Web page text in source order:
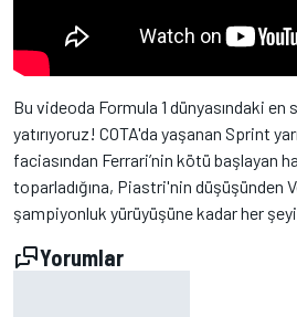
Bu videoda Formula 1 dünyasındaki en
yatırıyoruz! COTA'da yaşanan Sprint
faciasından Ferrari’nin kötü başlayan
toparladığına, Piastri'nin düşüşünden
şampiyonluk yürüyüşüne kadar her
Yorumlar